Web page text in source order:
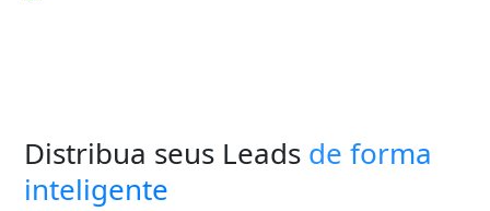
Distribua seus Leads de forma
inteligente